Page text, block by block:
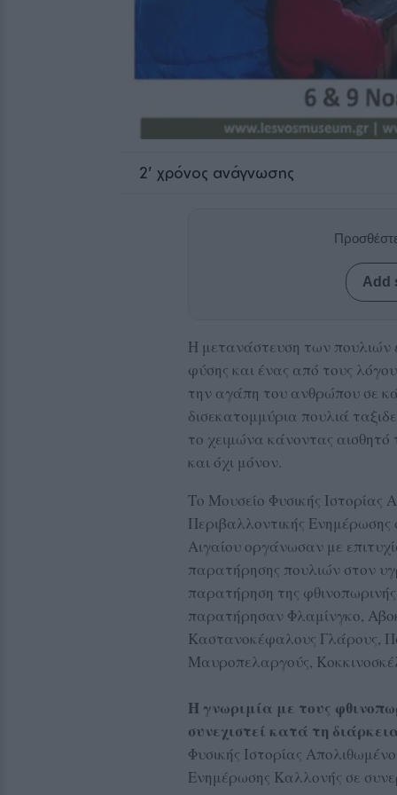
2' χρόνος ανάγνωσης
Add
Η μετανάστευση των πουλιών
φύσης και ένας από τους
την αγάπη του ανθρώπου σε
δισεκατομμύρια πουλιά
το χειμώνα κάνοντας
και όχι μόνον.
Το Μουσείο Φυσικής
Περιβαλλοντικής
Αιγαίου οργάνωσαν με
παρατήρησης πουλιών στον
παρατήρηση της
παρατήρησαν Φλαμίνγκο,
Καστανοκέφαλους Γλάρους,
Μαυροπελαργούς,
Η γνωριμία με τους
συνεχιστεί κατά τη
Φυσικής Ιστορίας
Ενημέρωσης Καλλονής σε